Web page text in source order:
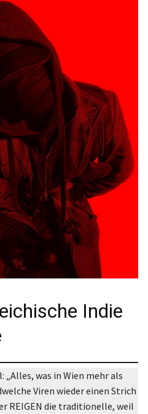
Indie
was in Wien mehr als
Viren wieder einen Strich
REIGEN die traditionelle, weil